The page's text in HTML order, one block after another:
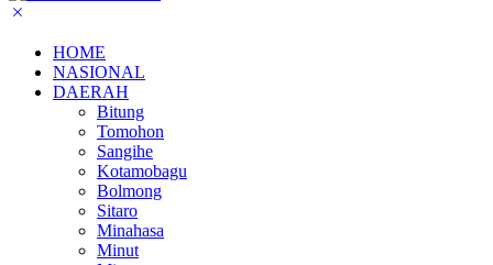
HOME
NASIONAL
DAERAH
Bitung
Tomohon
Sangihe
Kotamobagu
Bolmong
Sitaro
Minahasa
Minut